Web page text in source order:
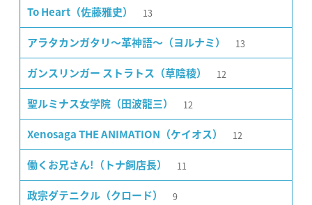
To Heart（佐藤雅史） 13
アラタカンガタリ〜革神語〜（ヨルナミ） 13
ガンスリンガー ストラトス（草陰稜） 12
聖ルミナス女学院（田波龍三） 12
Xenosaga THE ANIMATION（ケイオス） 12
働くお兄さん!（トナ飼店長） 11
政宗ダテニクル（クロード） 9